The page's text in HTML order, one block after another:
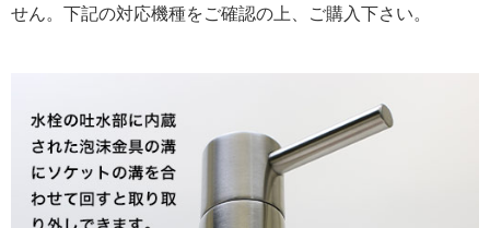
せん。下記の対応機種をご確認の上、ご購入下さい。